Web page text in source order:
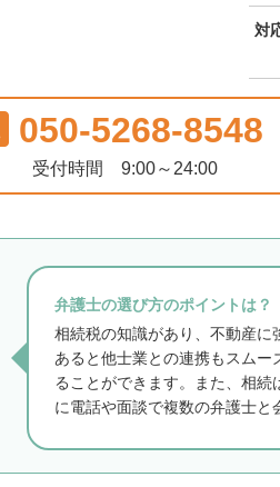
対
050-5268-8548
受付時間 9:00～24:00
弁護士の選び方のポイントは？
相続税の知識があり、不動産
あると他士業との連携もスム
ることができます。また、相
に電話や面談で複数の弁護士と